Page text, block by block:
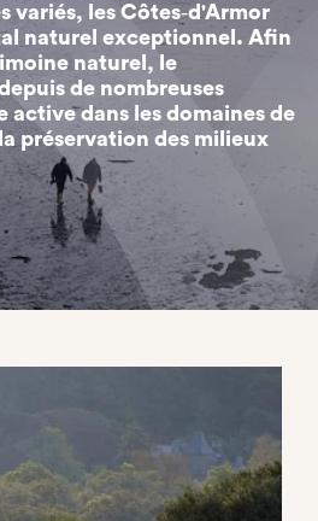
variés, les Côtes‐d'Armor
naturel exceptionnel. Afin
naturel, le
de nombreuses
active dans les domaines de
préservation des milieux